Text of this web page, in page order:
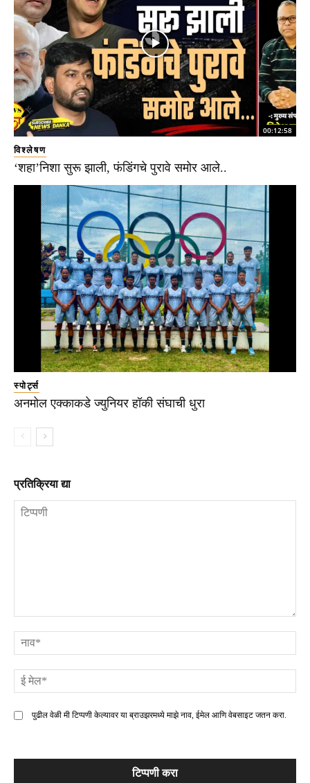
00:12:58
विश्लेषण
‘शहा’निशा सुरू झाली, फंडिंगचे पुरावे समोर आले..
स्पोर्ट्स
अनमोल एक्काकडे ज्युनियर हॉकी संघाची धुरा
प्रतिक्रिया द्या
पुढील वेळी मी टिप्पणी केल्यावर या ब्राउझरमध्ये माझे नाव, ईमेल आणि वेबसाइट जतन करा.